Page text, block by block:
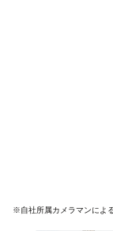
※自社所属カメラマンによ